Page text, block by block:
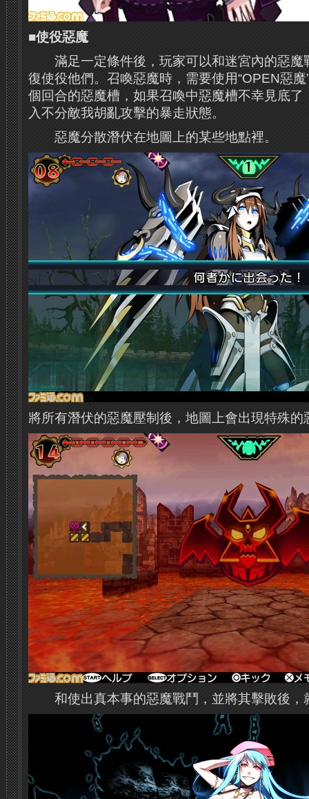
■使役惡魔
滿足一定條件後，玩家可以和迷宮內的惡魔
復使役他們。 召喚惡魔時，需要使用“OPEN惡
個回合的惡魔槽，如果召喚中惡魔槽不幸見底了
入不分敵我胡亂攻擊的暴走狀態。
惡魔分散潛伏在地圖上的某些地點裡。
將所有潛伏的惡魔壓制後，地圖上會出現特殊的
和使出真本事的惡魔戰鬥，並將其擊敗後，